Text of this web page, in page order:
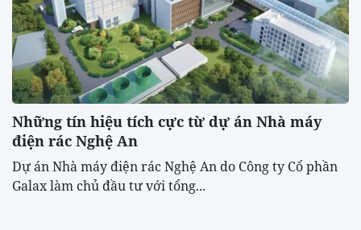
Những tín hiệu tích cực từ dự án Nhà máy
điện rác Nghệ An
Dự án Nhà máy điện rác Nghệ An do Công ty Cổ phần
Galax làm chủ đầu tư với tổng...